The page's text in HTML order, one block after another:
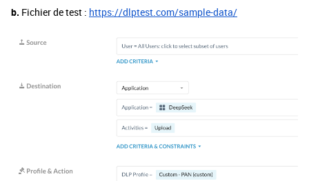
b. Fichier de test : https://dlptest.com/sample-data/